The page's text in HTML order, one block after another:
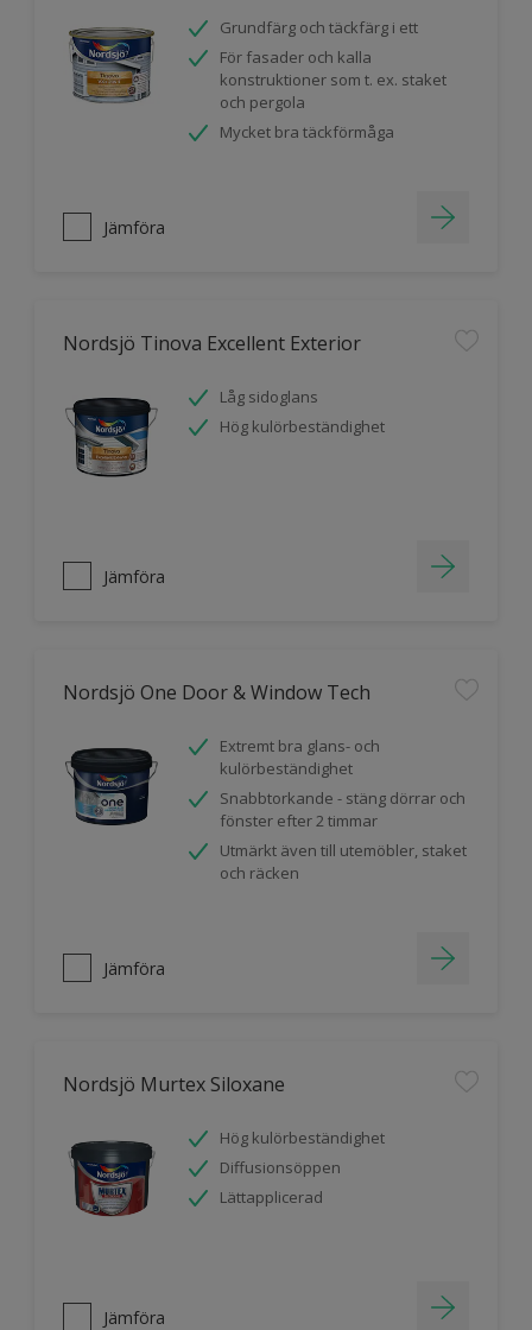
Grundfärg och täckfärg i ett
För fasader och kalla
konstruktioner som t. ex. staket
och pergola
Mycket bra täckförmåga
Jämföra
Nordsjö Tinova Excellent Exterior
Låg sidoglans
Hög kulörbeständighet
Jämföra
Nordsjö One Door & Window Tech
Extremt bra glans- och
kulörbeständighet
Snabbtorkande - stäng dörrar och
fönster efter 2 timmar
Utmärkt även till utemöbler, staket
och räcken
Jämföra
Nordsjö Murtex Siloxane
Hög kulörbeständighet
Diffusionsöppen
Lättapplicerad
Jämföra